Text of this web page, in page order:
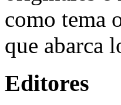
como tema
que abarca
Editores